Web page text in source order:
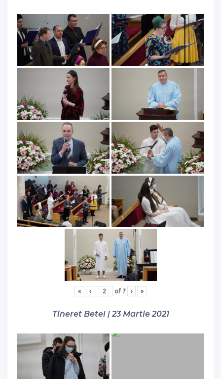
« ‹ of 7 › »
Tineret Betel | 23 Martie 2021